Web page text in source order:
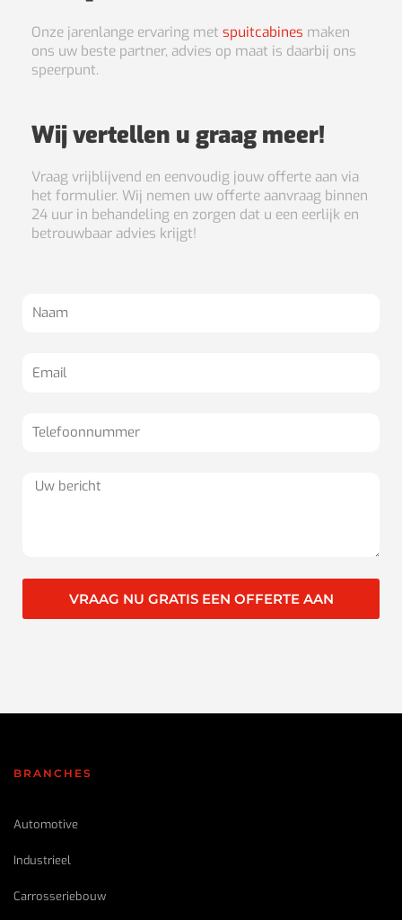
Onze jarenlange ervaring met spuitcabines maken
ons uw beste partner, advies op maat is daarbij ons
speerpunt.
Wij vertellen u graag meer!
Vraag vrijblijvend en eenvoudig jouw offerte aan via
het formulier. Wij nemen uw offerte aanvraag binnen
24 uur in behandeling en zorgen dat u een eerlijk en
betrouwbaar advies krijgt!
VRAAG NU GRATIS EEN OFFERTE AAN
BRANCHES
Automotive
Industrieel
Carrosseriebouw